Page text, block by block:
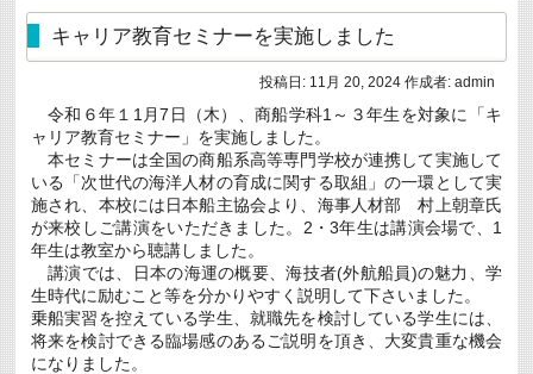
度
（令
和
７
年
誠
之
奨
学
金
奨
学
募
集
に
つ
い
キャリア教育セミナーを実施しました
投稿日: 11月 20, 2024 作成者: admin
令和６年１1月7日（木）、商船学科1～３年生を対象に「キ
ャリア教育セミナー」を実施しました。
本セミナーは全国の商船系高等専門学校が連携して実施して
いる「次世代の海洋人材の育成に関する取組」の一環として実
施され、本校には日本船主協会より、海事人材部 村上朝章氏
が来校しご講演をいただきました。2・3年生は講演会場で、1
年生は教室から聴講しました。
講演では、日本の海運の概要、海技者(外航船員)の魅力、学
生時代に励むこと等を分かりやすく説明して下さいました。
乗船実習を控えている学生、就職先を検討している学生には、
将来を検討できる臨場感のあるご説明を頂き、大変貴重な機会
になりました。